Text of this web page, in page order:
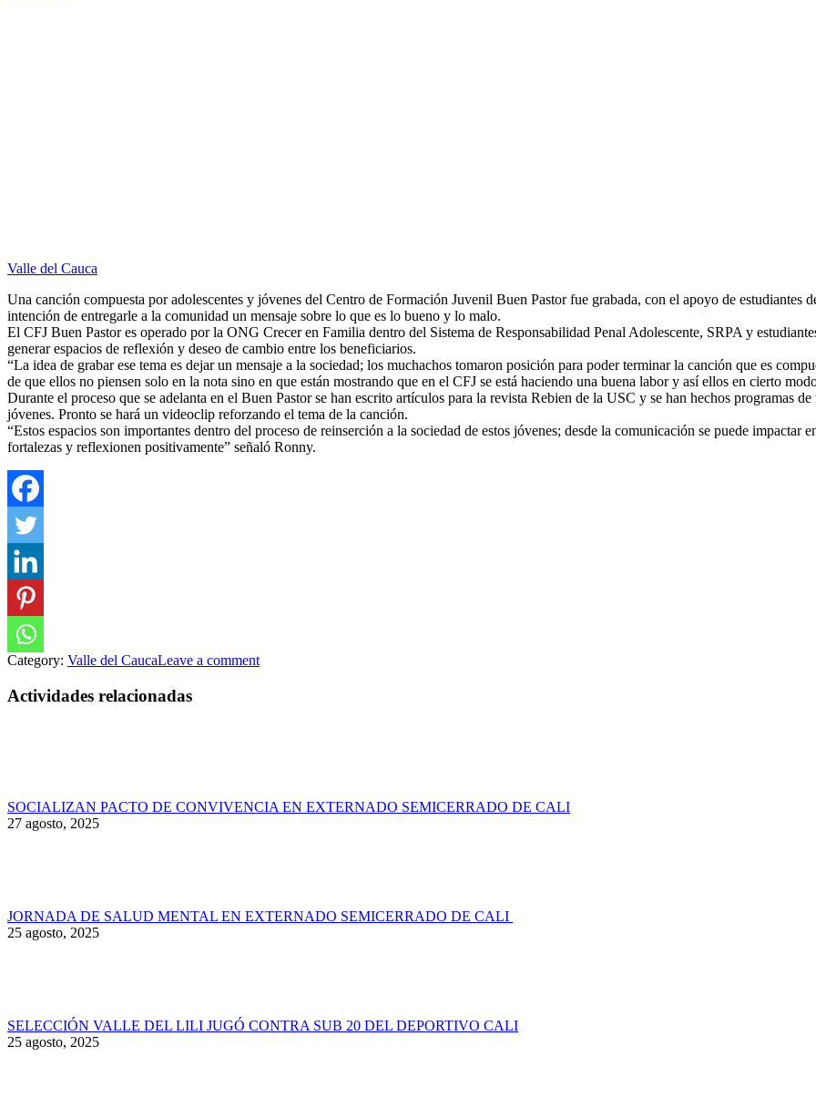
Valle del Cauca
Una canción compuesta por adolescentes y jóvenes del Centro de Formación Juvenil Buen Pastor fue grabada, con el apoyo de
intención de entregarle a la comunidad un mensaje sobre lo que es lo bueno y lo malo.
El CFJ Buen Pastor es operado por la ONG Crecer en Familia dentro del Sistema de Responsabilidad Penal Adolescente, SRPA y estudi
generar espacios de reflexión y deseo de cambio entre los beneficiarios.
“La idea de grabar ese tema es dejar un mensaje a la sociedad; los muchachos tomaron posición para poder terminar la canción que es
de que ellos no piensen solo en la nota sino en que están mostrando que en el CFJ se está haciendo una buena labor y así ellos en cierto
Durante el proceso que se adelanta en el Buen Pastor se han escrito artículos para la revista Rebien de la USC y se han hechos programas
jóvenes. Pronto se hará un videoclip reforzando el tema de la canción.
“Estos espacios son importantes dentro del proceso de reinserción a la sociedad de estos jóvenes; desde la comunicación se puede impactar
fortalezas y reflexionen positivamente” señaló Ronny.
Category: Valle del CaucaLeave a comment
Actividades relacionadas
SOCIALIZAN PACTO DE CONVIVENCIA EN EXTERNADO SEMICERRADO DE CALI
27 agosto, 2025
JORNADA DE SALUD MENTAL EN EXTERNADO SEMICERRADO DE CALI
25 agosto, 2025
SELECCIÓN VALLE DEL LILI JUGÓ CONTRA SUB 20 DEL DEPORTIVO CALI
25 agosto, 2025